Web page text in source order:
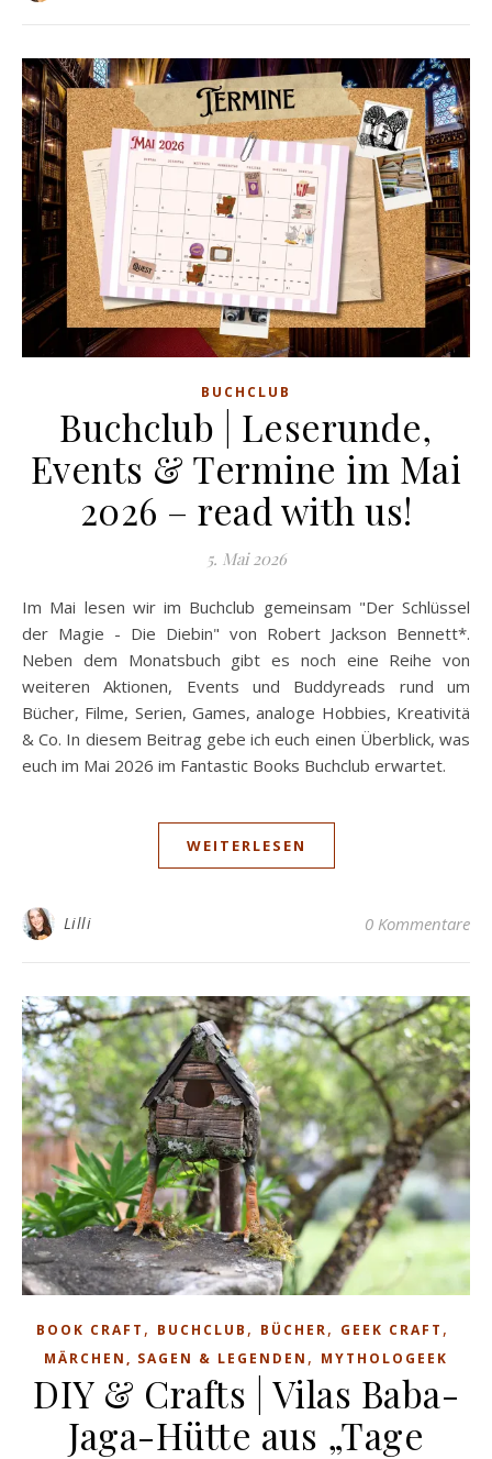
BUCHCLUB
Buchclub | Leserunde,
Events & Termine im Mai
2026 – read with us!
5. Mai 2026
Im Mai lesen wir im Buchclub gemeinsam "Der Schlüssel
der Magie - Die Diebin" von Robert Jackson Bennett*.
Neben dem Monatsbuch gibt es noch eine Reihe von
weiteren Aktionen, Events und Buddyreads rund um
Bücher, Filme, Serien, Games, analoge Hobbies, Kreativitä
& Co. In diesem Beitrag gebe ich euch einen Überblick, was
euch im Mai 2026 im Fantastic Books Buchclub erwartet.
WEITERLESEN
Lilli 0 Kommentare
BOOK CRAFT , BUCHCLUB , BÜCHER, GEEK CRAFT ,
MÄRCHEN, SAGEN & LEGENDEN , MYTHOLOGEEK
DIY & Crafts | Vilas Baba-
Jaga-Hütte aus „Tage